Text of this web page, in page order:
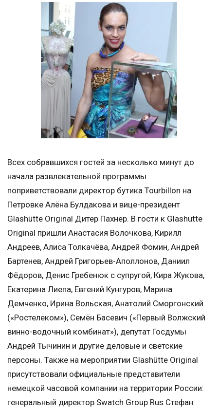
Всех собравшихся гостей за несколько минут до
начала развлекательной программы
поприветствовали директор бутика Tourbillon на
Петровке Алёна Булдакова и вице-президент
Glashütte Original Дитер Пахнер. В гости к Glashütte
Original пришли Анастасия Волочкова, Кирилл
Андреев, Алиса Толкачёва, Андрей Фомин, Андрей
Бартенев, Андрей Григорьев-Аполлонов, Даниил
Фёдоров, Денис Гребенюк с супругой, Кира Жукова,
Екатерина Лиепа, Евгений Кунгуров, Марина
Демченко, Ирина Вольская, Анатолий Сморгонский
(«Ростелеком»), Семён Басевич («Первый Волжский
винно-водочный комбинат»), депутат Госдумы
Андрей Тычинин и другие деловые и светские
персоны. Также на мероприятии Glashütte Original
присутствовали официальные представители
немецкой часовой компании на территории России:
генеральный директор Swatch Group Rus Стефан